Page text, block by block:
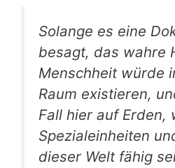
Solange es eine
besagt, das wahre
Menschheit würde
Raum existieren,
Fall hier auf Erden,
Spezialeinheiten
dieser Welt fähig